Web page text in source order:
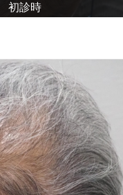
初診時